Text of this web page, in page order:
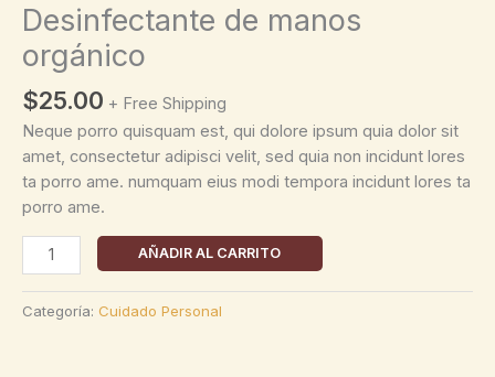
Desinfectante de manos
orgánico
$25.00 + Free Shipping
Neque porro quisquam est, qui dolore ipsum quia dolor sit
amet, consectetur adipisci velit, sed quia non incidunt lores
ta porro ame. numquam eius modi tempora incidunt lores ta
porro ame.
Desinfectante
de
manos
orgánico
AÑADIR AL CARRITO
Categoría: Cuidado Personal